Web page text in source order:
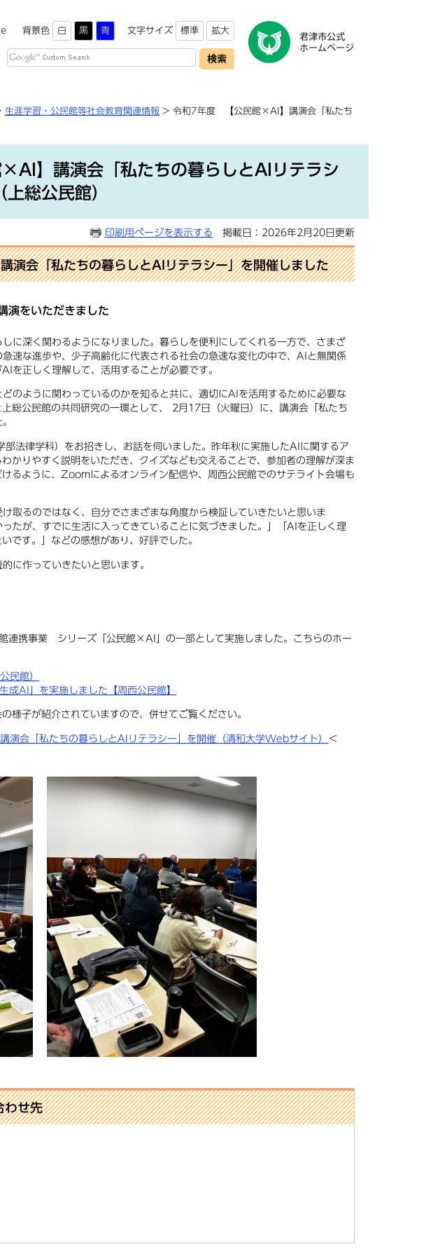
背景色 白 黒 青 文字サイズ 標準 拡大
生涯学習・公民館等社会教育関連情報 > 令和7年度 【公民館×AI】講演会「私たち
】講演会「私たちの暮らしとAIリテラシ
総公民館）
印刷用ページを表示する 掲載日：2026年2月20日更新
演会「私たちの暮らしとAIリテラシー」を開催しました
をいただきました
に深く関わるようになりました。暮らしを便利にしてくれる一方で、さまざ
速な進歩や、少子高齢化に代表される社会の急速な変化の中で、AIと無関係
を正しく理解して、活用することが必要です。
のように関わっているのかを知ると共に、適切にAIを活用するために必要な
総公民館の共同研究の一環として、 2月17日（火曜日）に、講演会「私たち
法律学科）をお招きし、お話を伺いました。昨年秋に実施したAIに関するア
かりやすく説明をいただき、クイズなども交えることで、参加者の理解が深ま
るように、Zoomによるオンライン配信や、周西公民館でのサテライト会場も
取るのではなく、自分でさまざまな角度から検証していきたいと思いま
たが、すでに生活に入ってきていることに気づきました。」「AIを正しく理
です。」などの感想があり、好評でした。
に作っていきたいと思います。
連携事業 シリーズ「公民館×AI」の一部として実施しました。こちらのホー
民館）
成AI」を実施しました【周西公民館】
様子が紹介されていますので、併せてご覧ください。
演会「私たちの暮らしとAIリテラシー」を開催（清和大学Webサイト）
＜
わせ先